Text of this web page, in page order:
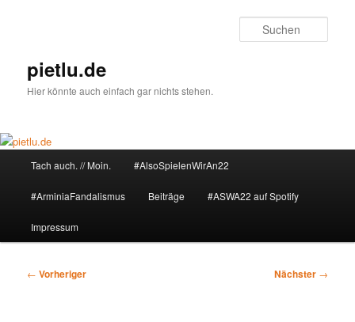
pietlu.de
Hier könnte auch einfach gar nichts stehen.
Tach auch. // Moin. #AlsoSpielenWirAn22
#ArminiaFandalismus Beiträge #ASWA22 auf Spotify
Impressum
Beitragsnavigation
← Vorheriger Nächster →